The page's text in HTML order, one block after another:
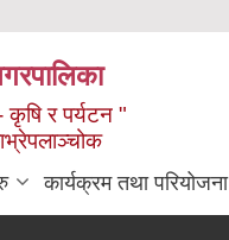
र पर्यटन "
कार्यक्रम तथा परियोजना